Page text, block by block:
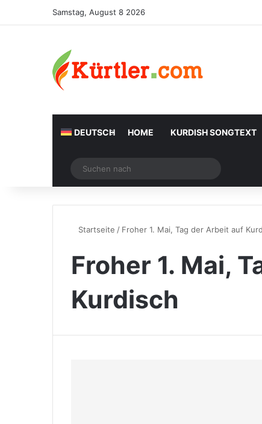
Samstag, August 8 2026
DEUTSCH HOME KURDISH SONGTEXT
Zufälliger Artikel
nach
Startseite / Froher 1. Mai, Tag der Arbeit auf
Froher 1. Mai,
Kurdisch